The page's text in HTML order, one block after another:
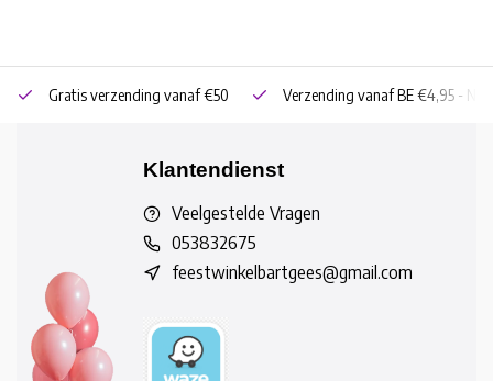
Gratis verzending vanaf €50 Verzending vanaf BE €4,95 - NL
Klantendienst
Veelgestelde Vragen
053832675
feestwinkelbartgees@gmail.com